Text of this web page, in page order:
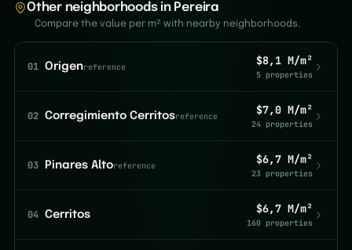
Other neighborhoods in Pereira
Compare the value per m² with nearby neighborhoods.
01 Origenreference $8,1 M/m²
5 properties
02 Corregimiento Cerritosreference $7,0 M/m²
24 properties
03 Pinares Altoreference $6,7 M/m²
23 properties
04 Cerritos $6,7 M/m²
160 properties